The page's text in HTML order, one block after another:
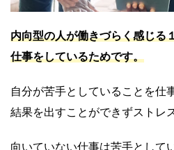
内向型の人が働きづらく感じる
仕事をしているためです。
自分が苦手としていることを仕
結果を出すことができずストレ
向いていない仕事は苦手として